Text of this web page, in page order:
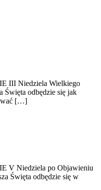
III Niedziela Wielkiego
Święta odbędzie się jak
[…]
V Niedziela po Objawieniu
Święta odbędzie się w